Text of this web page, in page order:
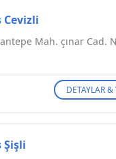
Cevizli
Mah. çınar Cad.
DETAYLAR
Şişli